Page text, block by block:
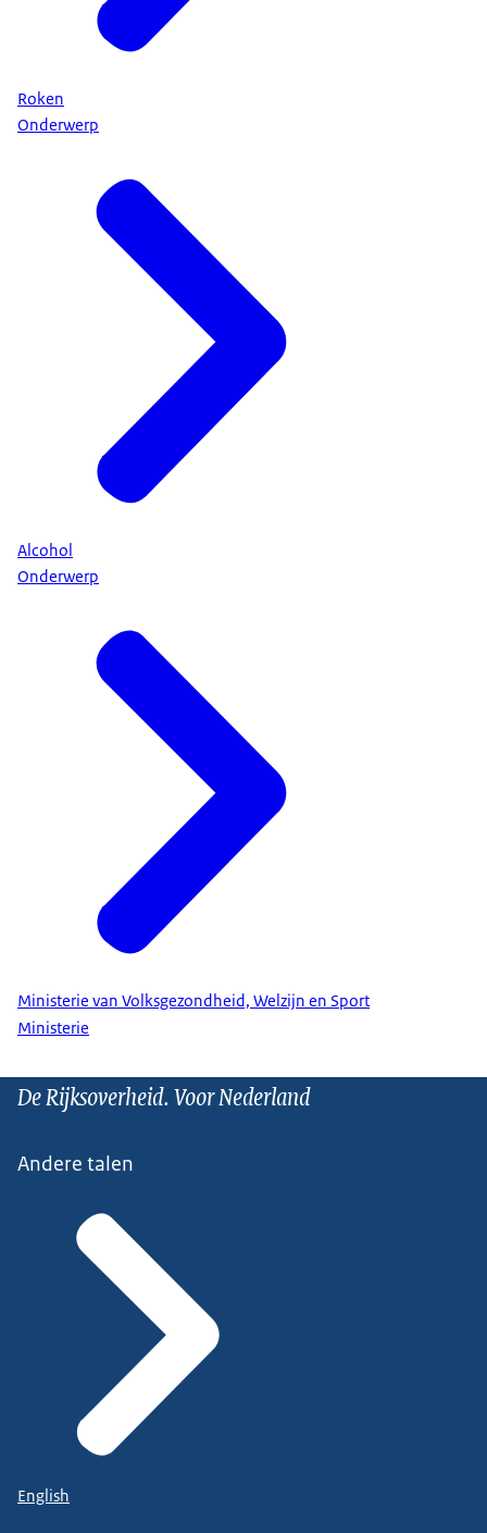
Roken
Onderwerp
Alcohol
Onderwerp
Ministerie van Volksgezondheid, Welzijn en Sport
Ministerie
De Rijksoverheid. Voor Nederland
Andere talen
English